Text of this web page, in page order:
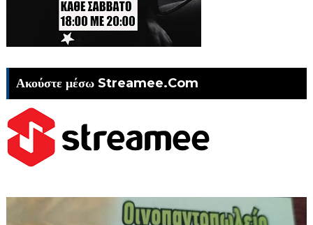
Ακούστε μέσω Streamee.Com